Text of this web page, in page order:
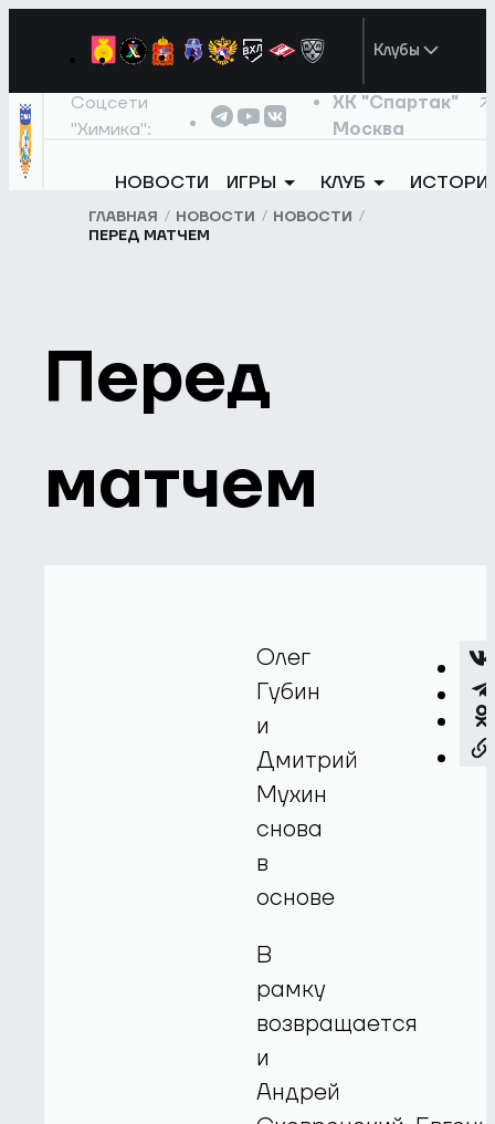
Клубы
Соцсети
"Химика":
ХК "Спартак"
Москва
НОВОСТИ ИГРЫ КЛУБ
ГЛАВНАЯ НОВОСТИ
НОВОСТИ
ПЕРЕД МАТЧЕМ
Перед
матчем
Олег
Губин
и
Дмитрий
Мухин
снова
в
основе
В
рамку
возвращается
и
Андрей